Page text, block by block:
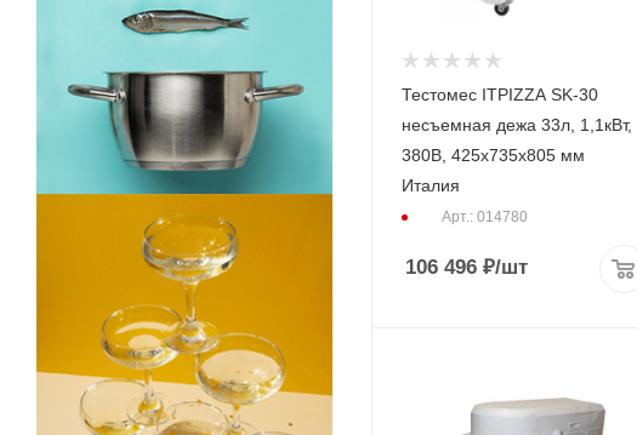
Тестомес ITPIZZA SK-30
несъемная дежа 33л, 1,1кВт,
380В, 425x735x805 мм
Италия
Арт.: 014780
106 496 ₽/шт